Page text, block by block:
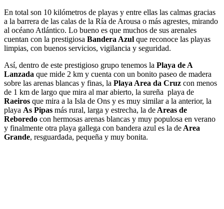
En total son 10 kilómetros de playas y entre ellas las calmas gracias
a la barrera de las calas de la Ría de Arousa o más agrestes, mirando
al océano Atlántico. Lo bueno es que muchos de sus arenales
cuentan con la prestigiosa Bandera Azul que reconoce las playas
limpias, con buenos servicios, vigilancia y seguridad.
Así, dentro de este prestigioso grupo tenemos la Playa de A
Lanzada que mide 2 km y cuenta con un bonito paseo de madera
sobre las arenas blancas y finas, la Playa Area da Cruz con menos
de 1 km de largo que mira al mar abierto, la sureña playa de
Raeiros que mira a la Isla de Ons y es muy similar a la anterior, la
playa As Pipas más rural, larga y estrecha, la de Areas de
Reboredo con hermosas arenas blancas y muy populosa en verano
y finalmente otra playa gallega con bandera azul es la de Area
Grande, resguardada, pequeña y muy bonita.